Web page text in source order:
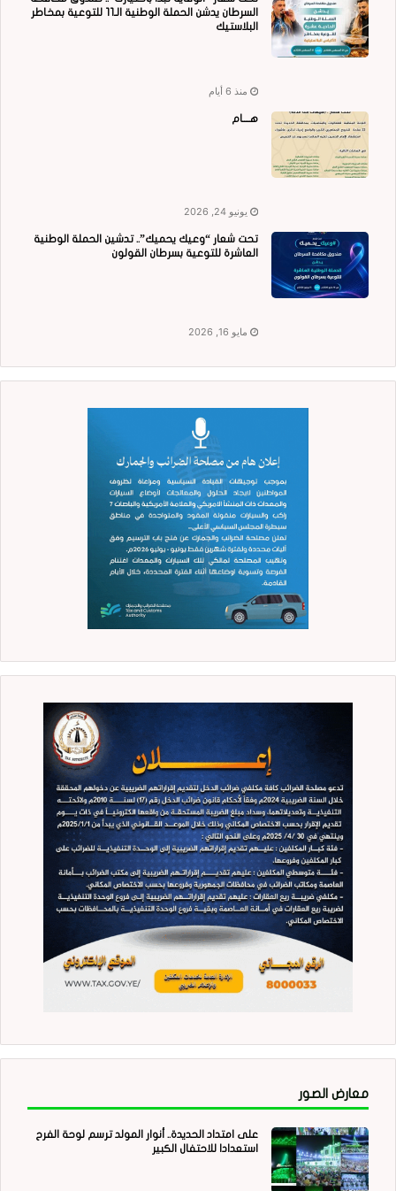
السرطان يدشن الحملة الوطنية الـ11 للتوعية بمخاطر
البلاستيك
منذ 6 أيام
هــــام
يونيو 24, 2026
تحت شعار “وعيك يحميك”.. تدشين الحملة الوطنية
العاشرة للتوعية بسرطان القولون
مايو 16, 2026
معارض الصور
على امتداد الحديدة.. أنوار المولد ترسم لوحة الفرح
استعدادا للاحتفال الكبير